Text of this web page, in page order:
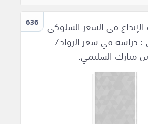
636
الإبداع في الشعر السلوكي
: دراسة في شعر الرواد/
مبارك السليمي.